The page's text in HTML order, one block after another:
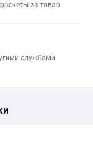
за товар
службами